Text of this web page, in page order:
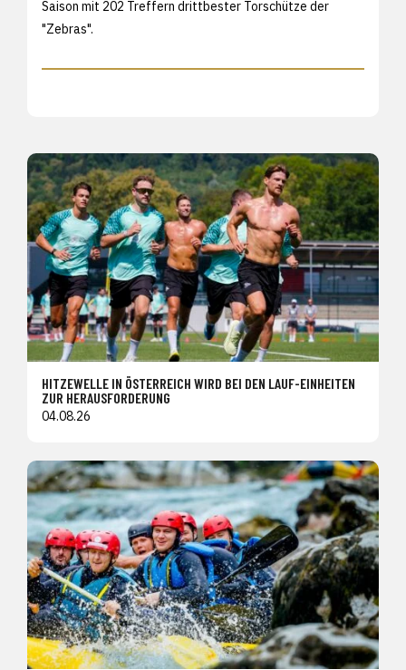
Saison mit 202 Treffern drittbester Torschütze der
"Zebras".
HITZEWELLE IN ÖSTERREICH WIRD BEI DEN LAUF-EINHEITEN
ZUR HERAUSFORDERUNG
04.08.26